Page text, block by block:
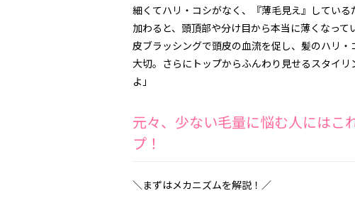
細くてハリ・コシがなく、『薄毛見え』してい
加わると、頭頂部や分け目から本当に薄くなっ
皮ブラッシングで頭皮の血流を促し、髪のハリ
大切。さらにトップからふんわり見せるスタイ
よ」
元々、少ない毛量に悩む人にはこ
プ！
＼まずはメカニズムを解説！／